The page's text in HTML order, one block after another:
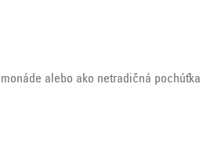
alebo ako netradičná pochúťka